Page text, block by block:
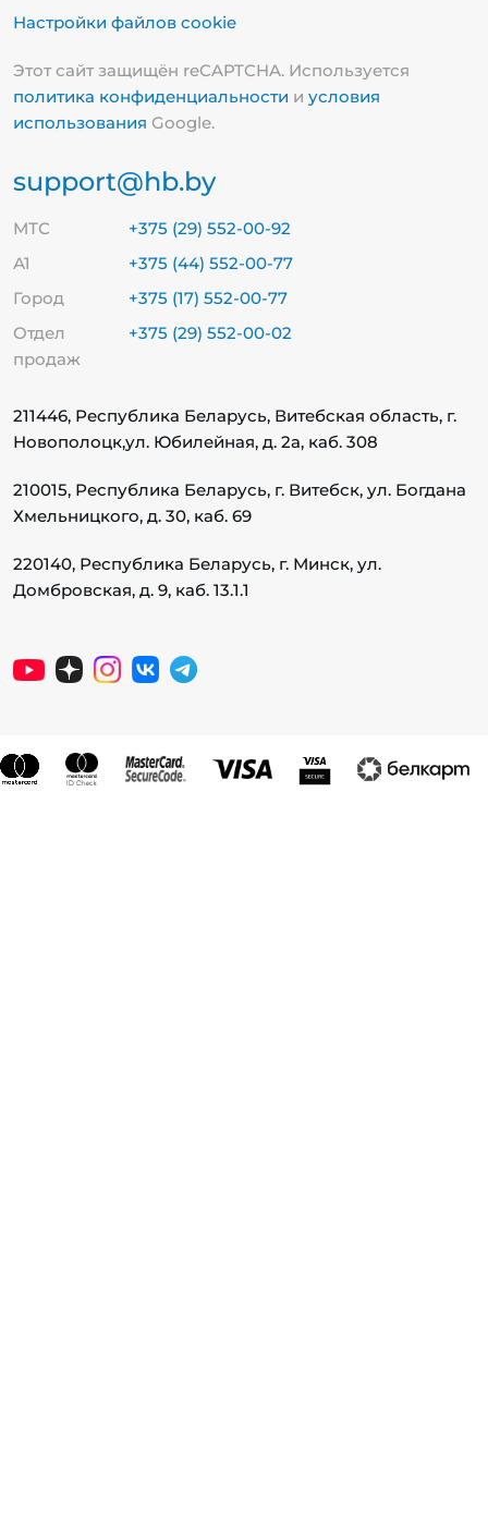
Настройки файлов cookie
Этот сайт защищён reCAPTCHA. Используется
политика конфиденциальности и условия
использования Google.
support@hb.by
МТС
+375 (29) 552-00-92
А1
+375 (44) 552-00-77
Город
+375 (17) 552-00-77
Отдел
продаж
+375 (29) 552-00-02
211446, Республика Беларусь, Витебская область, г.
Новополоцк,ул. Юбилейная, д. 2а, каб. 308
210015, Республика Беларусь, г. Витебск, ул. Богдана
Хмельницкого, д. 30, каб. 69
220140, Республика Беларусь, г. Минск, ул.
Домбровская, д. 9, каб. 13.1.1